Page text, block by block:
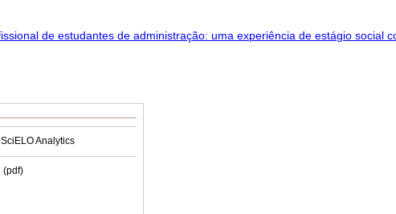
SciELO Analytics
(pdf)